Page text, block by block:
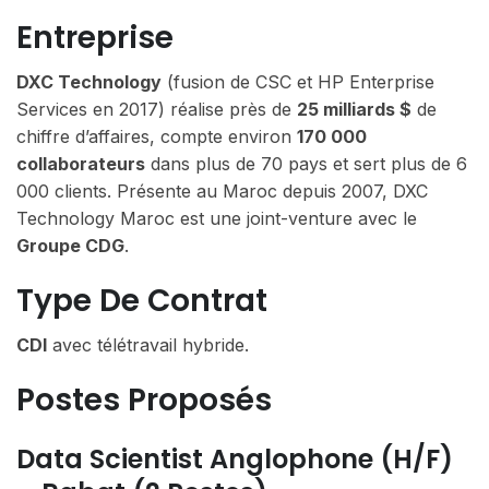
Entreprise
DXC Technology (fusion de CSC et HP Enterprise
Services en 2017) réalise près de 25 milliards $ de
chiffre d’affaires, compte environ 170 000
collaborateurs dans plus de 70 pays et sert plus de 6
000 clients. Présente au Maroc depuis 2007, DXC
Technology Maroc est une joint-venture avec le
Groupe CDG.
Type De Contrat
CDI avec télétravail hybride.
Postes Proposés
Data Scientist Anglophone (H/F)